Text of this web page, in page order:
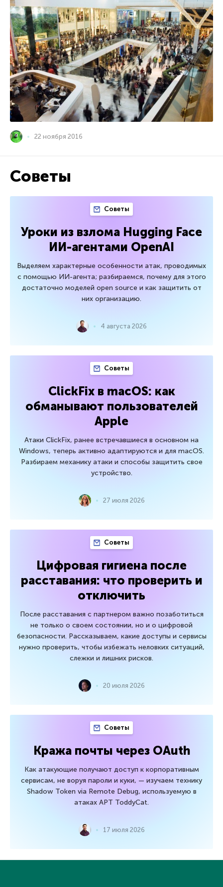
22 ноября 2016
Советы
Советы
Уроки из взлома Hugging Face
ИИ-агентами OpenAI
Выделяем характерные особенности атак, проводимых
с помощью ИИ-агента; разбираемся, почему для этого
достаточно моделей open source и как защитить от
них организацию.
4 августа 2026
Советы
ClickFix в macOS: как
обманывают пользователей
Apple
Атаки ClickFix, ранее встречавшиеся в основном на
Windows, теперь активно адаптируются и для macOS.
Разбираем механику атаки и способы защитить свое
устройство.
27 июля 2026
Советы
Цифровая гигиена после
расставания: что проверить и
отключить
После расставания с партнером важно позаботиться
не только о своем состоянии, но и о цифровой
безопасности. Рассказываем, какие доступы и сервисы
нужно проверить, чтобы избежать неловких ситуаций,
слежки и лишних рисков.
20 июля 2026
Советы
Кража почты через OAuth
Как атакующие получают доступ к корпоративным
сервисам, не воруя пароли и куки, — изучаем технику
Shadow Token via Remote Debug, используемую в
атаках APT ToddyCat.
17 июля 2026